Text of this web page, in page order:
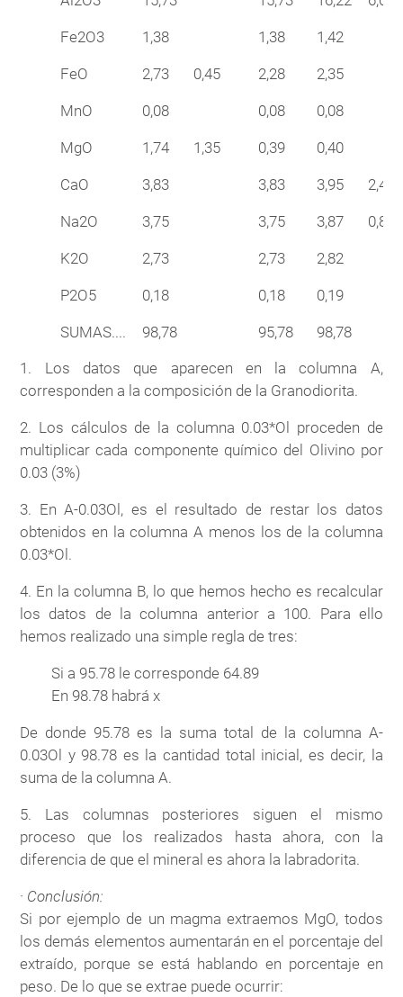
Fe2O3 1,38 1,38 1,42
FeO 2,73 0,45 2,28 2,35
MnO 0,08 0,08 0,08
MgO 1,74 1,35 0,39 0,40
CaO 3,83 3,83 3,95 2,40
Na2O 3,75 3,75 3,87 0,80
K2O 2,73 2,73 2,82
P2O5 0,18 0,18 0,19
SUMAS.... 98,78 95,78 98,78
1. Los datos que aparecen en la columna A,
corresponden a la composición de la Granodiorita.
2. Los cálculos de la columna 0.03*Ol proceden de
multiplicar cada componente químico del Olivino por
0.03 (3%)
3. En A-0.03Ol, es el resultado de restar los datos
obtenidos en la columna A menos los de la columna
0.03*Ol.
4. En la columna B, lo que hemos hecho es recalcular
los datos de la columna anterior a 100. Para ello
hemos realizado una simple regla de tres:
Si a 95.78 le corresponde 64.89
En 98.78 habrá x
De donde 95.78 es la suma total de la columna A-
0.03Ol y 98.78 es la cantidad total inicial, es decir, la
suma de la columna A.
5. Las columnas posteriores siguen el mismo
proceso que los realizados hasta ahora, con la
diferencia de que el mineral es ahora la labradorita.
· Conclusión:
Si por ejemplo de un magma extraemos MgO, todos
los demás elementos aumentarán en el porcentaje del
extraído, porque se está hablando en porcentaje en
peso. De lo que se extrae puede ocurrir: